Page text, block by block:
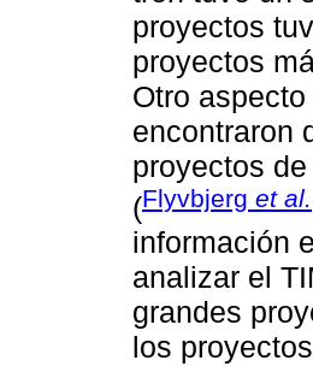
proyectos
proyectos
Otro
encontraron
proyectos
(Flyvbjerg et al.
información
analizar el
grandes
los